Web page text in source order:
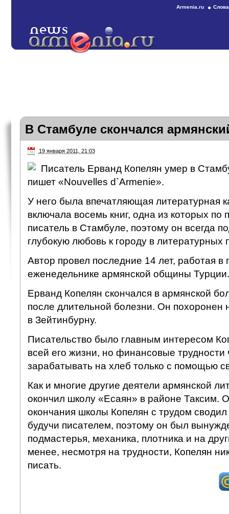
Armenia.ru
В Стамбуле скончался
19 января 2011, 21:03
Писатель Ерванд Копелян умер в
пишет «Nouvelles d`Armenie».
У него была впечатляющая литературная
включала восемь книг, одна из которых по
писатель в Стамбуле, поэтому он всегда
глубокую любовь к городу в литературных
Автор провел последние 14 лет, работая в
еженедельнике армянской общины Турции.
Ерванд Копелян скончался в армянской
после длительной болезни. Он
в Зейтинбурну.
Писательство было главным интересом
всей его жизни, но финансовые
зарабатывать на хлеб только с помощью
Как и многие другие деятели армянской
окончил школу «Есаян» в районе Таксим.
окончания школы Копелян с трудом
будучи писателем, поэтому он был
подмастерья, механика, плотника и на
менее, несмотря на трудности, Копелян
писать.